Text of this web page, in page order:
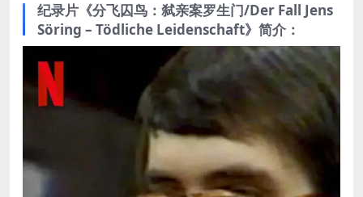
纪录片《分飞囚鸟：弑亲案罗生门/Der Fall Jens
Söring – Tödliche Leidenschaft》简介：